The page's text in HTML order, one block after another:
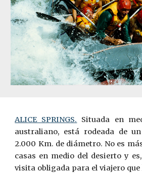
ALICE SPRINGS. Situada en
australiano, está rodeada de
2.000 Km. de diámetro. No es
casas en medio del desierto y
visita obligada para el viajero